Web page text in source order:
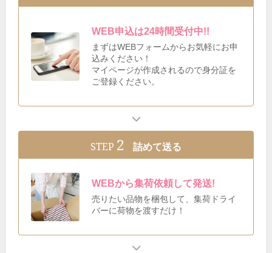
WEB申込は24時間受付中!!
まずはWEBフォームからお気軽にお申
込みください！
マイページが作成されるので身分証を
ご登録ください。
STEP 2 詰めて送る
WEBから集荷依頼して発送!
売りたい品物を梱包して、集荷ドライ
バーに荷物を渡すだけ！